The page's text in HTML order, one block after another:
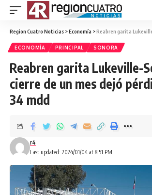
Region Cuatro Noticias >Economía >Reabren garita Lukeville-Sonoyta;
ECONOMÍA PRINCIPAL SONORA
Reabren garita Lukeville-
cierre de un mes dejó
34 mdd
Last updated: 2024/01/04 at 8:51 PM
r4